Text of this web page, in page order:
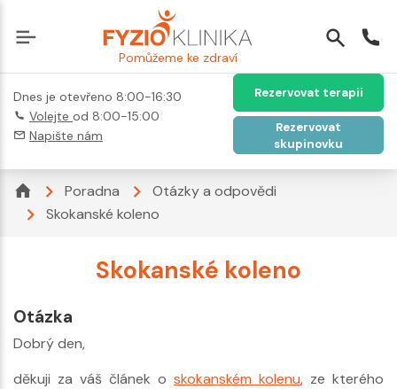
Pomůžeme ke zdraví
Dnes je otevřeno 8:00-16:30
Volejte od 8:00-15:00
Napište nám
Rezervovat terapii
Rezervovat
skupinovku
Poradna
Otázky a odpovědi
Skokanské koleno
Skokanské koleno
Otázka
Dobrý den,
děkuji za váš článek o skokanském kolenu, ze kterého